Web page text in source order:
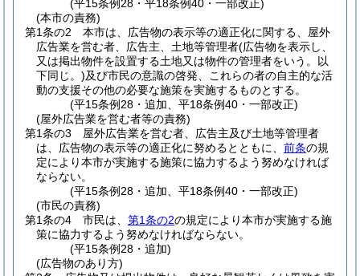
(平15条例28・平18条例40・一部改正)
(本市の責務)
第1条の2
本市は、広告物の表示等の適正化に関する、屋外
広告業を営む者、広告主、土地等管理者(広告物を表示し、
又は掲出物件を設置する土地又は物件の管理者をいう。以
下同じ。)及び市民の意識の啓発、これらの者の自主的な活
動の支援その他の必要な施策を実施するものとする。
(平15条例28・追加、平18条例40・一部改正)
(屋外広告業を営む者等の責務)
第1条の3
屋外広告業を営む者、広告主及び土地等管理者
は、広告物の表示等の適正化に努めるとともに、 前条の規
定により本市が実施する施策に協力するよう努めなければ
ならない。
(平15条例28・追加、平18条例40・一部改正)
(市民の責務)
第1条の4
市民は、 第1条の2の規定により本市が実施する施
策に協力するよう努めなければならない。
(平15条例28・追加)
(広告物のあり方)